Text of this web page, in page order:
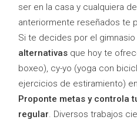
ser en la casa y cualquiera
anteriormente reseñados te
Si te decides por el
alternativas que hoy te
boxeo), cy-yo (yoga con
ejercicios de estiramiento)
Proponte metas y controla
regular. Diversos trabajos